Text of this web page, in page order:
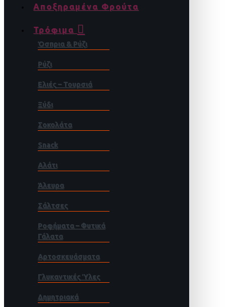
Αποξηραμένα Φρούτα
Τρόφιμα
Όσπρια & Ρύζι
Ρύζι
Ελιές – Τουρσιά
Ξύδι
Σοκολάτα
Snack
Αλάτι
Άλευρα
Σάλτσες
Ροφήματα – Φυτικά
Γάλατα
Αρτοσκευάσματα
Γλυκαντικές Ύλες
Δημητριακά